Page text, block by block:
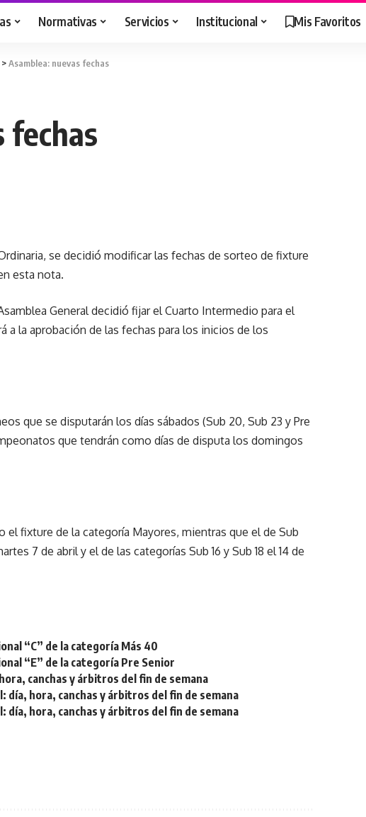
Normativas Servicios Institucional Mis Favoritos
>Asamblea: nuevas fechas
fechas
se decidió modificar las fechas de sorteo de fixture
esta nota.
General decidió fijar el Cuarto Intermedio para el
a la aprobación de las fechas para los inicios de los
que se disputarán los días sábados (Sub 20, Sub 23 y Pre
que tendrán como días de disputa los domingos
el fixture de la categoría Mayores, mientras que el de Sub
7 de abril y el de las categorías Sub 16 y Sub 18 el 14 de
“C” de la categoría Más 40
“E” de la categoría Pre Senior
canchas y árbitros del fin de semana
hora, canchas y árbitros del fin de semana
hora, canchas y árbitros del fin de semana